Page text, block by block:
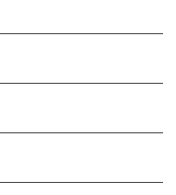
ト・更年期ケア）